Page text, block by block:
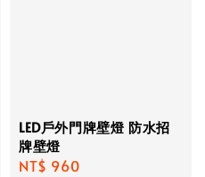
LED戶外門牌壁燈 防水招
牌壁燈
Regular
NT$ 960